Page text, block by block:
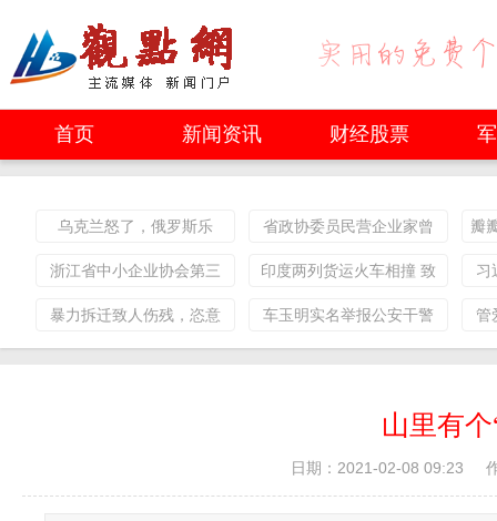
首页 新闻资讯 财经股票
乌克兰怒了，俄罗斯乐
省政协委员民营企业家曾
瓣
浙江省中小企业协会第三
印度两列货运火车相撞 致
习
暴力拆迁致人伤残，恣意
妄为规避买单！
车玉明实名举报公安干警
办案违法
管
山里有
日期：2021-02-08 09:23